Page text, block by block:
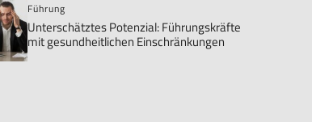
Führung
Unterschätztes Potenzial: Führungskräfte
mit gesundheitlichen Einschränkungen